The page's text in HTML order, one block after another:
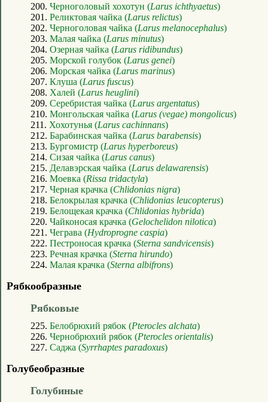
200. Черноголовый хохотун (Larus ichthyaetus)
201. Реликтовая чайка (Larus relictus)
202. Черноголовая чайка (Larus melanocephalus)
203. Малая чайка (Larus minutus)
204. Озерная чайка (Larus ridibundus)
205. Морской голубок (Larus genei)
206. Морская чайка (Larus marinus)
207. Клуша (Larus fuscus)
208. Халей (Larus heuglini)
209. Серебристая чайка (Larus argentatus)
210. Монгольская чайка (Larus (vegae) mongolicus)
211. Хохотунья (Larus cachinnans)
212. Барабинская чайка (Larus barabensis)
213. Бургомистр (Larus hyperboreus)
214. Сизая чайка (Larus canus)
215. Делавэрская чайка (Larus delawarensis)
216. Моевка (Rissa tridactyla)
217. Черная крачка (Chlidonias nigra)
218. Белокрылая крачка (Chlidonias leucopterus)
219. Белощекая крачка (Chlidonias hybrida)
220. Чайконосая крачка (Gelochelidon nilotica)
221. Чеграва (Hydroprogne caspia)
222. Пестроносая крачка (Sterna sandvicensis)
223. Речная крачка (Sterna hirundo)
224. Малая крачка (Sterna albifrons)
Рябкообразные
Рябковые
225. Белобрюхий рябок (Pterocles alchata)
226. Чернобрюхий рябок (Pterocles orientalis)
227. Саджа (Syrrhaptes paradoxus)
Голубеобразные
Голубиные